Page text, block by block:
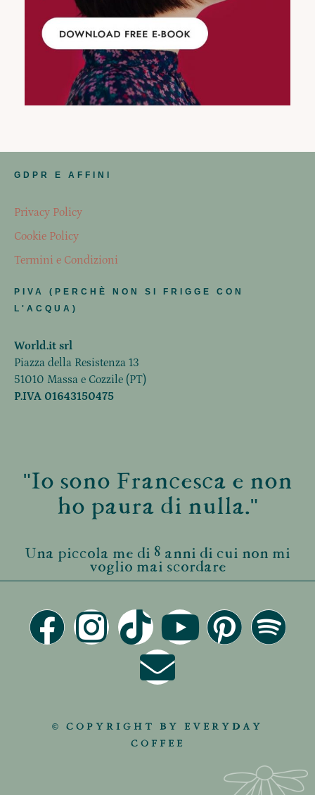
GDPR E AFFINI
Privacy Policy
Cookie Policy
Termini e Condizioni
PIVA (PERCHÈ NON SI FRIGGE CON
L'ACQUA)
World.it srl
Piazza della Resistenza 13
51010 Massa e Cozzile (PT)
P.IVA 01643150475
"Io sono Francesca e non
ho paura di nulla."
Una piccola me di 8 anni di cui non mi
voglio mai scordare
© COPYRIGHT BY EVERYDAY
COFFEE